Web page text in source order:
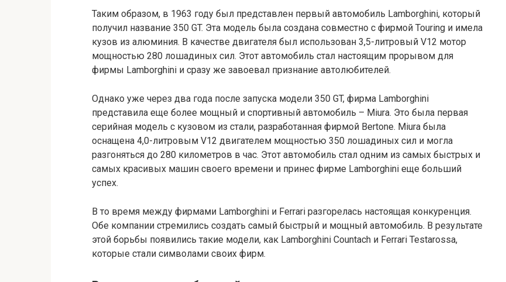
Таким образом, в 1963 году был представлен первый автомобиль Lamborghini, который
получил название 350 GT. Эта модель была создана совместно с фирмой Touring и имела
кузов из алюминия. В качестве двигателя был использован 3,5-литровый V12 мотор
мощностью 280 лошадиных сил. Этот автомобиль стал настоящим прорывом для
фирмы Lamborghini и сразу же завоевал признание автолюбителей.
Однако уже через два года после запуска модели 350 GT, фирма Lamborghini
представила еще более мощный и спортивный автомобиль – Miura. Это была первая
серийная модель с кузовом из стали, разработанная фирмой Bertone. Miura была
оснащена 4,0-литровым V12 двигателем мощностью 350 лошадиных сил и могла
разгоняться до 280 километров в час. Этот автомобиль стал одним из самых быстрых и
самых красивых машин своего времени и принес фирме Lamborghini еще больший
успех.
В то время между фирмами Lamborghini и Ferrari разгорелась настоящая конкуренция.
Обе компании стремились создать самый быстрый и мощный автомобиль. В результате
этой борьбы появились такие модели, как Lamborghini Countach и Ferrari Testarossa,
которые стали символами своих фирм.